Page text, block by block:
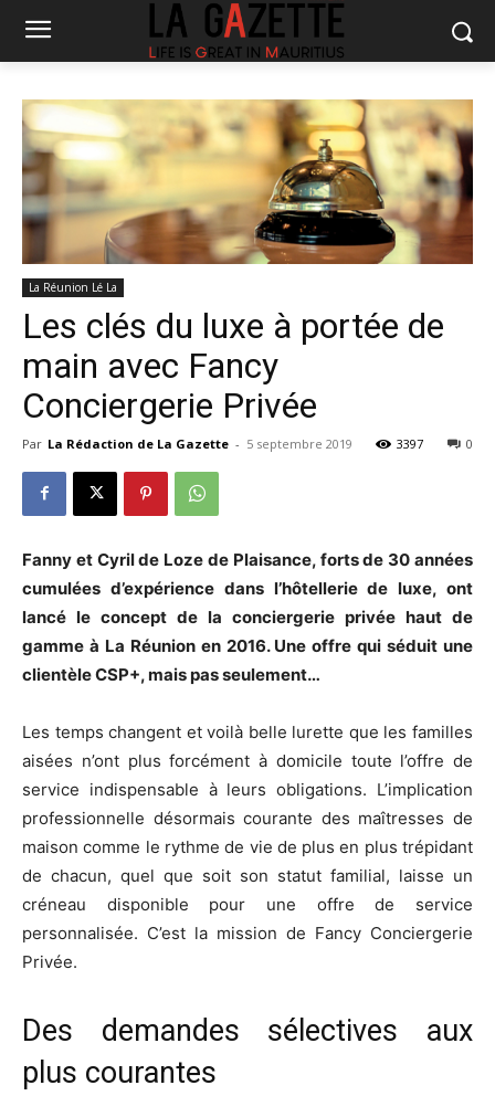
La Réunion Lé La
Les clés du luxe à portée de
main avec Fancy
Conciergerie Privée
Par La Rédaction de La Gazette - 5 septembre 2019 0
3397
Fanny et Cyril de Loze de Plaisance, forts de 30 années
cumulées d’expérience dans l’hôtellerie de luxe, ont
lancé le concept de la conciergerie privée haut de
gamme à La Réunion en 2016. Une offre qui séduit une
clientèle CSP+, mais pas seulement…
Les temps changent et voilà belle lurette que les familles
aisées n’ont plus forcément à domicile toute l’offre de
service indispensable à leurs obligations. L’implication
professionnelle désormais courante des maîtresses de
maison comme le rythme de vie de plus en plus trépidant
de chacun, quel que soit son statut familial, laisse un
créneau disponible pour une offre de service
personnalisée. C’est la mission de Fancy Conciergerie
Privée.
Des demandes sélectives aux
plus courantes